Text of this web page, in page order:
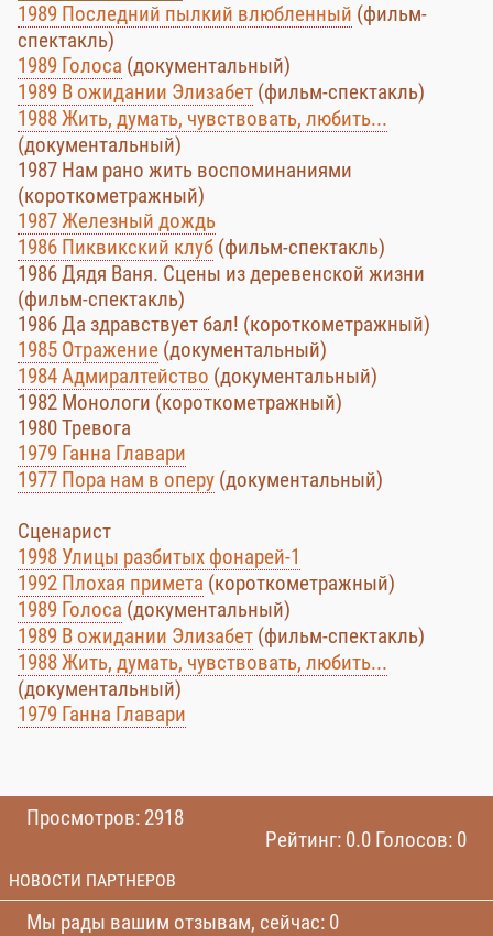
1989 Последний пылкий влюбленный (фильм-
спектакль)
1989 Голоса (документальный)
1989 В ожидании Элизабет (фильм-спектакль)
1988 Жить, думать, чувствовать, любить...
(документальный)
1987 Нам рано жить воспоминаниями
(короткометражный)
1987 Железный дождь
1986 Пиквикский клуб (фильм-спектакль)
1986 Дядя Ваня. Сцены из деревенской жизни
(фильм-спектакль)
1986 Да здравствует бал! (короткометражный)
1985 Отражение (документальный)
1984 Адмиралтейство (документальный)
1982 Монологи (короткометражный)
1980 Тревога
1979 Ганна Главари
1977 Пора нам в оперу (документальный)
Сценарист
1998 Улицы разбитых фонарей-1
1992 Плохая примета (короткометражный)
1989 Голоса (документальный)
1989 В ожидании Элизабет (фильм-спектакль)
1988 Жить, думать, чувствовать, любить...
(документальный)
1979 Ганна Главари
Просмотров: 2918
Рейтинг: 0.0 Голосов: 0
НОВОСТИ ПАРТНЕРОВ
Мы рады вашим отзывам, сейчас: 0